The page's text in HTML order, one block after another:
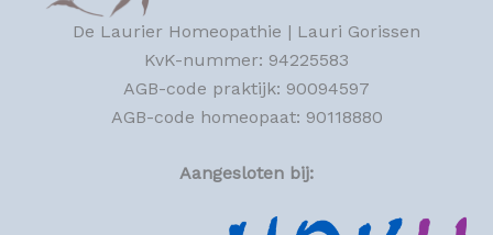
De Laurier Homeopathie | Lauri Gorissen
KvK-nummer: 94225583
AGB-code praktijk: 90094597
AGB-code homeopaat: 90118880
Aangesloten bij: